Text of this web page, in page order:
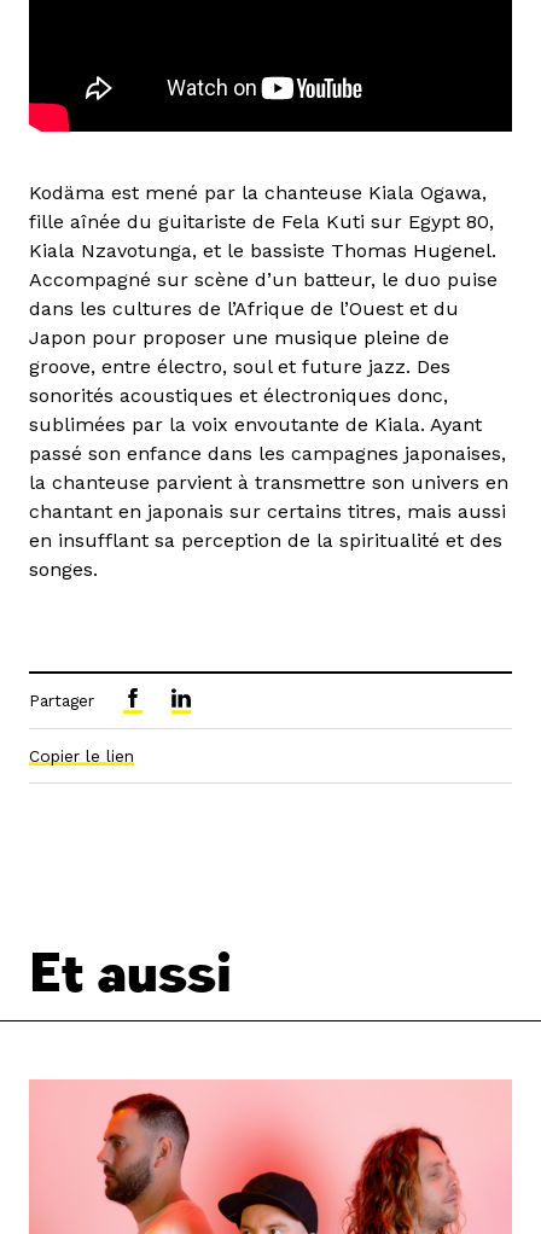
Kodäma est mené par la chanteuse Kiala Ogawa,
fille aînée du guitariste de Fela Kuti sur Egypt 80,
Kiala Nzavotunga, et le bassiste Thomas Hugenel.
Accompagné sur scène d’un batteur, le duo puise
dans les cultures de l’Afrique de l’Ouest et du
Japon pour proposer une musique pleine de
groove, entre électro, soul et future jazz. Des
sonorités acoustiques et électroniques donc,
sublimées par la voix envoutante de Kiala. Ayant
passé son enfance dans les campagnes japonaises,
la chanteuse parvient à transmettre son univers en
chantant en japonais sur certains titres, mais aussi
en insufflant sa perception de la spiritualité et des
songes.
Partager
Copier le lien
Et aussi